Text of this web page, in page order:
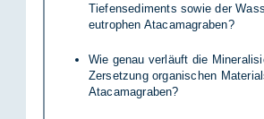
Tiefensediments sowie der
eutrophen Atacamagraben?
Wie genau verläuft die
Zersetzung organischen
Atacamagraben?